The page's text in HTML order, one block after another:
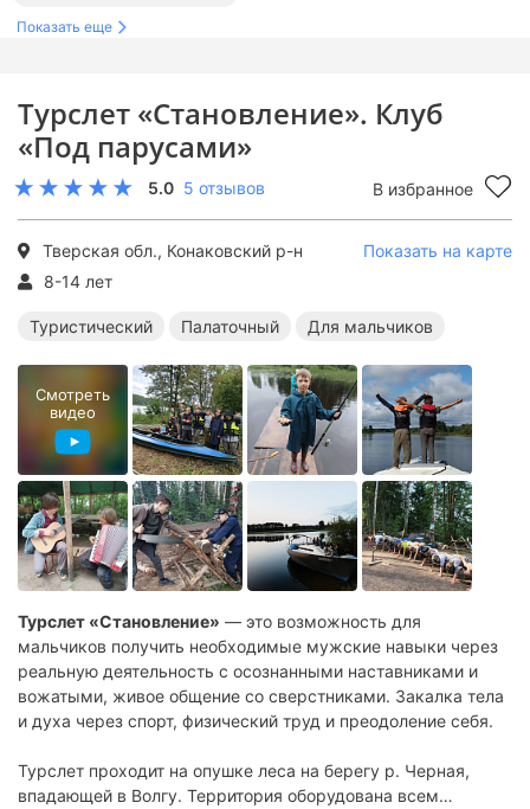
Турслет «Становление». Клуб
«Под парусами»
5.0 5 отзывов В избранное
Тверская обл., Конаковский р-н
Показать на карте
8-14 лет
Туристический Палаточный Для мальчиков
Турслет «Становление» — это возможность для
мальчиков получить необходимые мужские навыки через
реальную деятельность с осознанными наставниками и
вожатыми, живое общение со сверстниками. Закалка тела
и духа через спорт, физический труд и преодоление себя.
Турслет проходит на опушке леса на берегу р. Черная,
впадающей в Волгу. Территория оборудована всем
Смотреть
видео
Туристические лагеря в Подмосковье
Летние лагеря в Подмосковье
Летние туристические лагеря
Показать еще